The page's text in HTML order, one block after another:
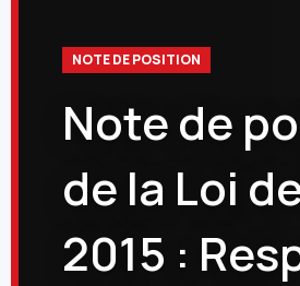
NOTE DE POSITION
Note de
de la Loi
2015 :